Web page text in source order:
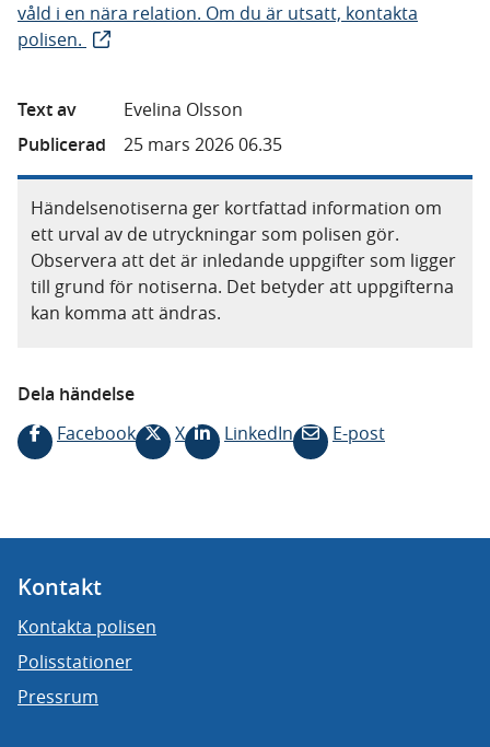
våld i en nära relation. Om du är utsatt, kontakta
polisen.
Text av
Evelina Olsson
Publicerad
25 mars 2026 06.35
Händelsenotiserna ger kortfattad information om
ett urval av de utryckningar som polisen gör.
Observera att det är inledande uppgifter som ligger
till grund för notiserna. Det betyder att uppgifterna
kan komma att ändras.
Dela händelse
Facebook
X LinkedIn E-post
Kontakt
Kontakta polisen
Polisstationer
Pressrum